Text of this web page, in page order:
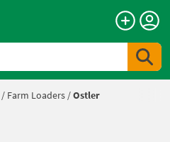
/ Farm Loaders /Ostler